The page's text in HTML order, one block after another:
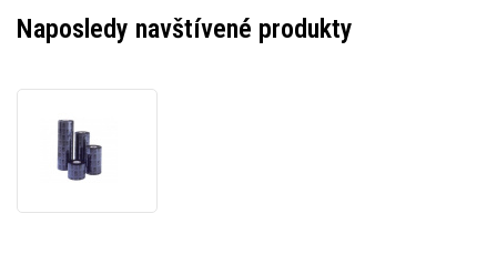
Naposledy navštívené produkty
BLACK